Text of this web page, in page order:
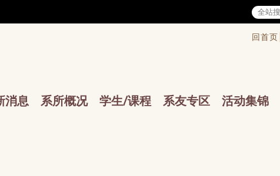
回首页│
消息 系所概况 学生/课程 系友专区 活动集锦